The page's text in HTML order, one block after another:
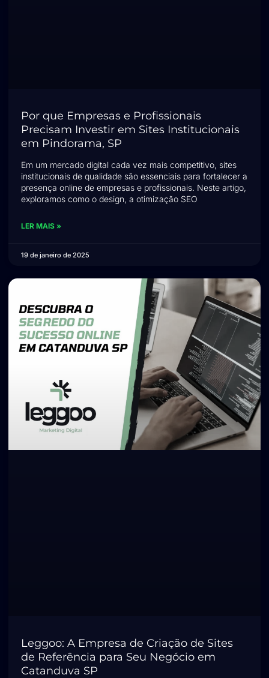
Por que Empresas e Profissionais
Precisam Investir em Sites Institucionais
em Pindorama, SP
Em um mercado digital cada vez mais competitivo, sites
institucionais de qualidade são essenciais para fortalecer a
presença online de empresas e profissionais. Neste artigo,
exploramos como o design, a otimização SEO
LER MAIS »
19 de janeiro de 2025
Leggoo: A Empresa de Criação de Sites
de Referência para Seu Negócio em
Catanduva SP